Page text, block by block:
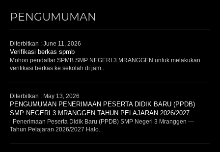
PENGUMUMAN
Diterbitkan : June 11, 2026
Verifikasi berkas spmb
Mohon pendaftar SPMB SMP NEGERI 3 MRANGGEN untuk melakukan
verifikasi berkas ke sekolah di jam..
Diterbitkan : May 13, 2026
PENGUMUMAN PENERIMAAN PESERTA DIDIK BARU (PPDB)
SMP NEGERI 3 MRANGGEN TAHUN PELAJARAN 2026/2027
Penerimaan Peserta Didik Baru (PPDB) SMP Negeri 3 Mranggen —
Tahun Pelajaran 2026/2027 Halo..